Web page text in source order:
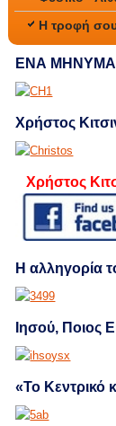
Η τροφή
ΕΝΑ ΜΗΝΥΜΑ
Χρήστος
Χρήστος
Η αλληγορία
Ιησού, Ποιος
«Το Κεντρικό